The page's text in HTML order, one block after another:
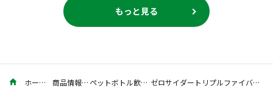
もっと見る
ホーム 商品情報 ペットボトル飲料 ゼロサイダートリプルファイバー＋α 1.5L